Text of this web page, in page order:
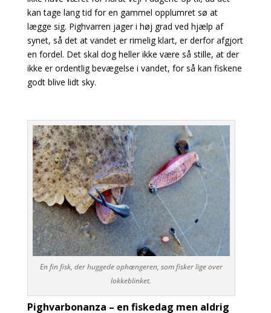
kan tage lang tid for en gammel opplumret sø at
lægge sig. Pighvarren jager i høj grad ved hjælp af
synet, så det at vandet er rimelig klart, er derfor afgjort
en fordel. Det skal dog heller ikke være så stille, at der
ikke er ordentlig bevægelse i vandet, for så kan fiskene
godt blive lidt sky.
En fin fisk, der huggede ophængeren, som fisker lige over
lokkeblinket.
Pighvarbonanza – en fiskedag men aldrig